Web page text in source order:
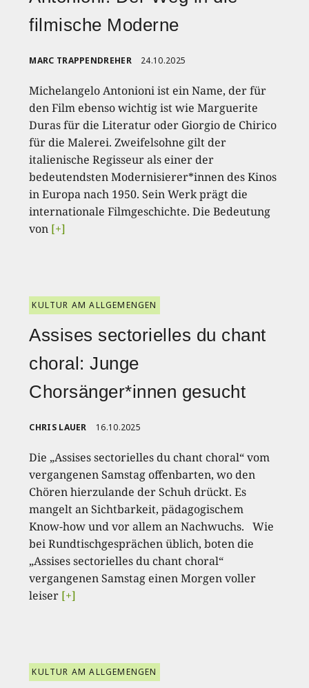
filmische Moderne
MARC TRAPPENDREHER 24.10.2025
Michelangelo Antonioni ist ein Name, der für
den Film ebenso wichtig ist wie Marguerite
Duras für die Literatur oder Giorgio de Chirico
für die Malerei. Zweifelsohne gilt der
italienische Regisseur als einer der
bedeutendsten Modernisierer*innen des Kinos
in Europa nach 1950. Sein Werk prägt die
internationale Filmgeschichte. Die Bedeutung
von [+]
KULTUR AM ALLGEMENGEN
Assises sectorielles du chant
choral: Junge
Chorsänger*innen gesucht
CHRIS LAUER 16.10.2025
Die „Assises sectorielles du chant choral“ vom
vergangenen Samstag offenbarten, wo den
Chören hierzulande der Schuh drückt. Es
mangelt an Sichtbarkeit, pädagogischem
Know-how und vor allem an Nachwuchs. Wie
bei Rundtischgesprächen üblich, boten die
„Assises sectorielles du chant choral“
vergangenen Samstag einen Morgen voller
leiser [+]
KULTUR AM ALLGEMENGEN